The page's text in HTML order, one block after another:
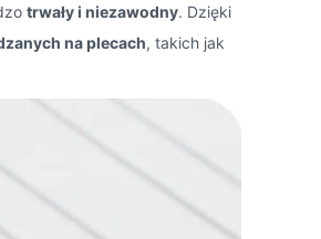
trwały i niezawodny. Dzięki
na plecach, takich jak